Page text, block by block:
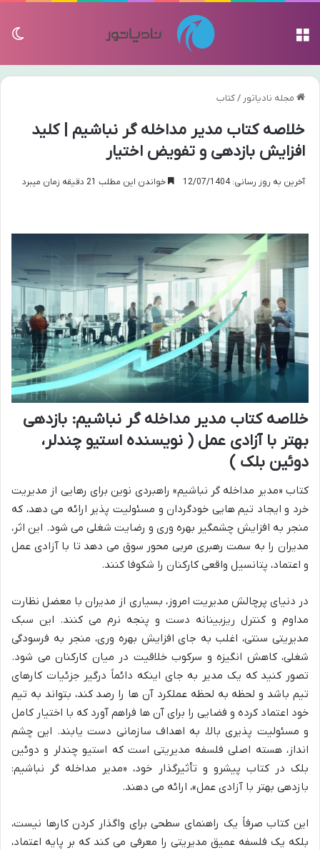
مجله نادیاتور /کتاب
خلاصه کتاب مدیر مداخله گر نباشیم | کلید
افزایش بازدهی و تفویض اختیار
آخرین به روز رسانی: 12/07/1404 خواندن این مطلب 21 دقیقه زمان میبرد
خلاصه کتاب مدیر مداخله گر نباشیم: بازدهی
بهتر با آزادی عمل ( نویسنده استیو چندلر،
دوئین بلک )
کتاب «مدیر مداخله گر نباشیم» راهبردی نوین برای رهایی از مدیریت
خرد و ایجاد تیم هایی خودگردان و مسئولیت پذیر ارائه می دهد، که
منجر به افزایش چشمگیر بهره وری و رضایت شغلی می شود. این اثر،
مدیران را به سمت رهبری مربی محور سوق می دهد تا با آزادی عمل
و اعتماد، پتانسیل واقعی کارکنان را شکوفا کنند.
در دنیای پرچالش مدیریت امروز، بسیاری از مدیران با معضل نظارت
مداوم و کنترل ریزبینانه دست و پنجه نرم می کنند. این سبک
مدیریتی سنتی، اغلب به جای افزایش بهره وری، منجر به فرسودگی
شغلی، کاهش انگیزه و سرکوب خلاقیت در میان کارکنان می شود.
تصور کنید که یک مدیر به جای اینکه دائماً درگیر جزئیات کارهای
تیم باشد و لحظه به لحظه عملکرد آن ها را رصد کند، بتواند به تیم
خود اعتماد کرده و فضایی را برای آن ها فراهم آورد که با اختیار کامل
و مسئولیت پذیری بالا، به اهداف سازمانی دست یابند. این چشم
انداز، هسته اصلی فلسفه مدیریتی است که استیو چندلر و دوئین
بلک در کتاب پیشرو و تأثیرگذار خود، «مدیر مداخله گر نباشیم:
بازدهی بهتر با آزادی عمل»، ارائه می دهند.
این کتاب صرفاً یک راهنمای سطحی برای واگذار کردن کارها نیست،
بلکه یک فلسفه عمیق مدیریتی را معرفی می کند که بر پایه اعتماد،